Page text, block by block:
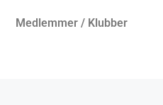
Medlemmer / Klubber